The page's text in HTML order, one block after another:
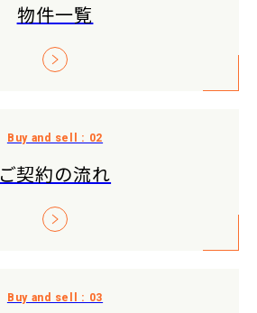
物件一覧
ご契約の流れ